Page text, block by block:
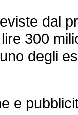
dal
300
degli
e